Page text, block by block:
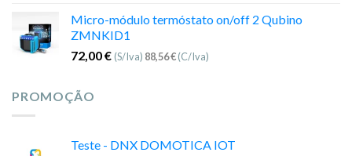
Micro-módulo termóstato on/off 2 Qubino
ZMNKID1
72,00€ (S/Iva) 88,56€(C/Iva)
PROMOÇÃO
Teste - DNX DOMOTICA IOT